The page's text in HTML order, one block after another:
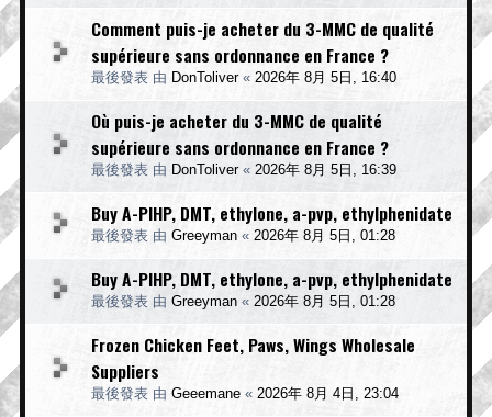
Comment puis-je acheter du 3-MMC de qualité
supérieure sans ordonnance en France ?
最後發表 由 DonToliver« 2026年 8月 5日, 16:40
Où puis-je acheter du 3-MMC de qualité
supérieure sans ordonnance en France ?
最後發表 由 DonToliver« 2026年 8月 5日, 16:39
Buy A-PIHP, DMT, ethylone, a-pvp, ethylphenidate
最後發表 由 Greeyman « 2026年 8月 5日, 01:28
Buy A-PIHP, DMT, ethylone, a-pvp, ethylphenidate
最後發表 由 Greeyman « 2026年 8月 5日, 01:28
Frozen Chicken Feet, Paws, Wings Wholesale
Suppliers
最後發表 由 Geeemane « 2026年 8月 4日, 23:04